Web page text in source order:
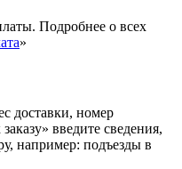
Подробнее о всех
»
доставки, номер
введите сведения,
например: подъезды в